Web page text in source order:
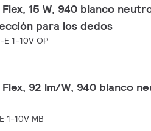
15 W, 940 blanco
para los dedos
E 1-10V OP
92 lm/W, 940 blanco
1-10V MB